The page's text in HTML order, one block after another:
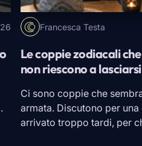
Francesca Testa
Le coppie zodiacali
non riescono a lasciarsi
Ci sono coppie che
armata. Discutono per
arrivato troppo tardi, per